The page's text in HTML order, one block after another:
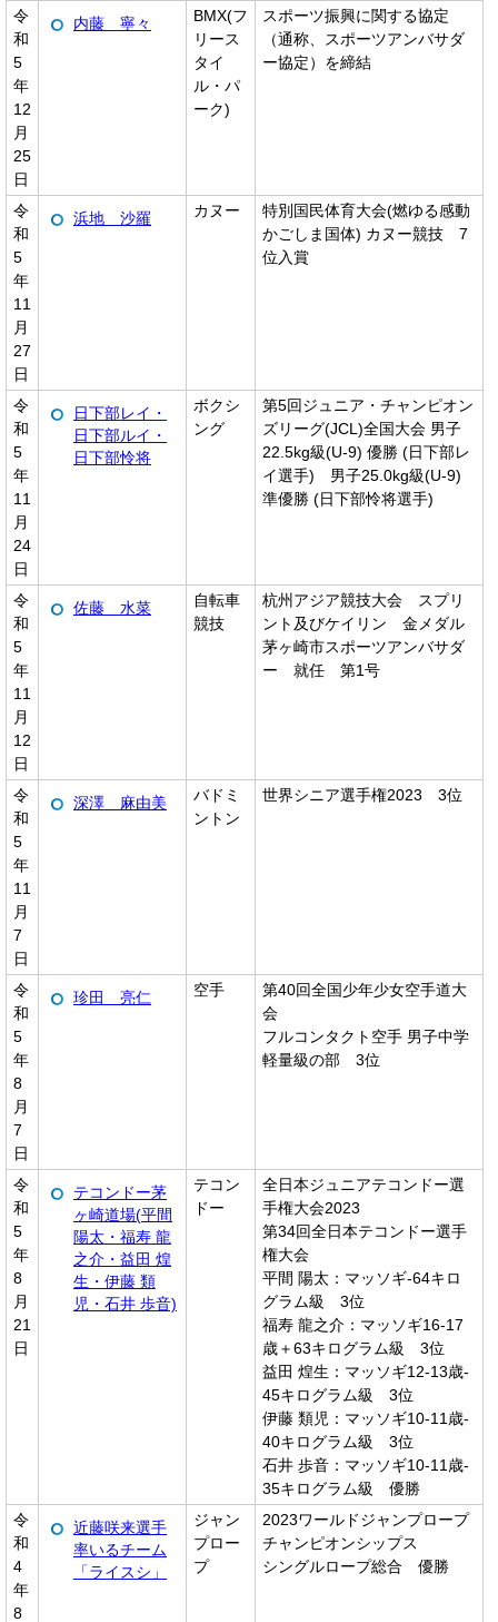
令
和
5
年
12
月
25
日
内藤 寧々
BMX(フ
リース
タイ
ル・パ
ーク)
スポーツ振興に関する協定
（通称、スポーツアンバサダ
ー協定）を締結
令
和
5
年
11
月
27
日
浜地 沙羅 カヌー
特別国民体育大会(燃ゆる感動
かごしま国体) カヌー競技 7
位入賞
令
和
5
年
11
月
24
日
日下部レイ・
日下部ルイ・
日下部怜将
ボクシ
ング
第5回ジュニア・チャンピオン
ズリーグ(JCL)全国大会 男子
22.5kg級(U-9) 優勝 (日下部レ
イ選手) 男子25.0kg級(U-9)
準優勝 (日下部怜将選手)
令
和
5
年
11
月
12
日
佐藤 水菜
自転車
競技
杭州アジア競技大会 スプリ
ント及びケイリン 金メダル
茅ヶ崎市スポーツアンバサダ
ー 就任 第1号
令
和
5
年
11
月
7
日
深澤 麻由美
バドミ
ントン
世界シニア選手権2023 3位
令
和
5
年
8
月
7
日
珍田 亮仁 空手
第40回全国少年少女空手道大
会
フルコンタクト空手 男子中学
軽量級の部 3位
令
和
5
年
8
月
21
日
テコンドー茅
ヶ崎道場(平間
陽太・福寿 龍
之介・益田 煌
生・伊藤 類
児・石井 歩音)
テコン
ドー
全日本ジュニアテコンドー選
手権大会2023
第34回全日本テコンドー選手
権大会
平間 陽太：マッソギ‐64キロ
グラム級 3位
福寿 龍之介：マッソギ16‐17
歳＋63キログラム級 3位
益田 煌生：マッソギ12‐13歳‐
45キログラム級 3位
伊藤 類児：マッソギ10‐11歳‐
40キログラム級 3位
石井 歩音：マッソギ10‐11歳‐
35キログラム級 優勝
令
和
4
年
8
近藤咲来選手
率いるチーム
「ライスシ」
ジャン
プロー
プ
2023ワールドジャンプロープ
チャンピオンシップス
シングルロープ総合 優勝